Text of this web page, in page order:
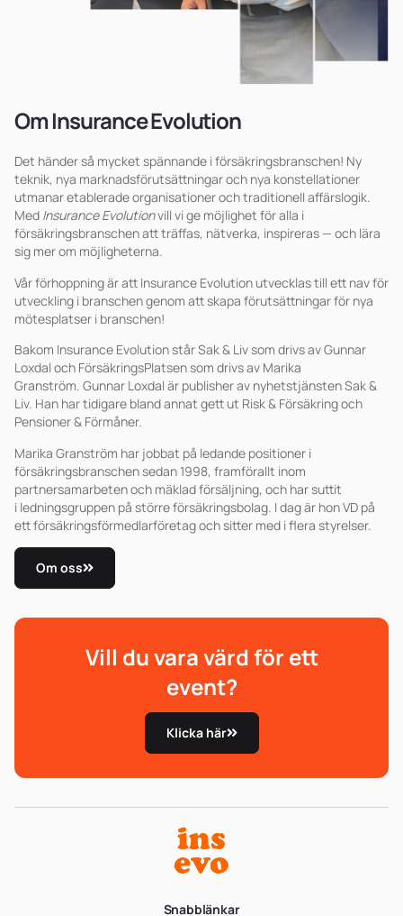
OmInsuranceEvolution
Det händer så mycket spännande i försäkringsbranschen! Ny
teknik, nya marknadsförutsättningar och nya konstellationer
utmanar etablerade organisationer och traditionell affärslogik.
Med Insurance Evolutionvill vi ge möjlighet för alla i
försäkringsbranschen att träffas, nätverka, inspireras — och lära
sig mer om möjligheterna.
Vår förhoppning är att Insurance Evolution utvecklas till ett nav för
utveckling i branschen genom att skapa förutsättningar för nya
mötesplatser i branschen!
Bakom Insurance Evolution står Sak & Liv som drivs av Gunnar
Loxdal och FörsäkringsPlatsen som drivs av Marika
Granström. Gunnar Loxdal är publisher av nyhetstjänsten Sak &
Liv. Han har tidigare bland annat gett ut Risk & Försäkring och
Pensioner & Förmåner.
Marika Granström har jobbat på ledande positioner i
försäkringsbranschen sedan 1998, framförallt inom
partnersamarbeten och mäklad försäljning, och har suttit
i ledningsgruppen på större försäkringsbolag. I dag är hon VD på
ett försäkringsförmedlarföretag och sitter med i flera styrelser.
Om oss
Vill du vara värd för ett
event?
Klicka här
Snabblänkar